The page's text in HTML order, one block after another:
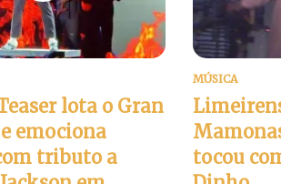
lota o Gran
e emociona
tributo a
MÚSICA
tocou